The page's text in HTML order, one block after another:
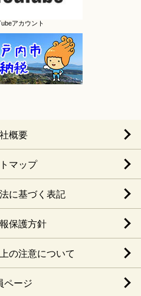
アカウント
概要
マップ
に基づく表記
保護方針
の注意について
ページ